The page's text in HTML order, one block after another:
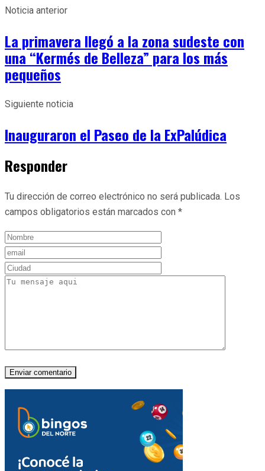
Noticia anterior
La primavera llegó a la zona sudeste con
una “Kermés de Belleza” para los más
pequeños
Siguiente noticia
Inauguraron el Paseo de la ExPalúdica
Responder
Tu dirección de correo electrónico no será publicada. Los
campos obligatorios están marcados con *